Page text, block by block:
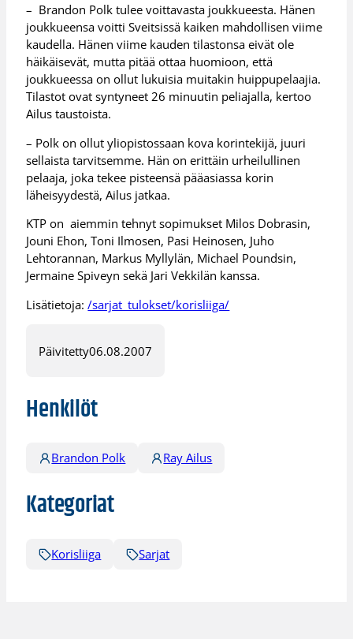
– Brandon Polk tulee voittavasta joukkueesta. Hänen
joukkueensa voitti Sveitsissä kaiken mahdollisen viime
kaudella. Hänen viime kauden tilastonsa eivät ole
häikäisevät, mutta pitää ottaa huomioon, että
joukkueessa on ollut lukuisia muitakin huippupelaajia.
Tilastot ovat syntyneet 26 minuutin peliajalla, kertoo
Ailus taustoista.
– Polk on ollut yliopistossaan kova korintekijä, juuri
sellaista tarvitsemme. Hän on erittäin urheilullinen
pelaaja, joka tekee pisteensä pääasiassa korin
läheisyydestä, Ailus jatkaa.
KTP on aiemmin tehnyt sopimukset Milos Dobrasin,
Jouni Ehon, Toni Ilmosen, Pasi Heinosen, Juho
Lehtorannan, Markus Myllylän, Michael Poundsin,
Jermaine Spiveyn sekä Jari Vekkilän kanssa.
Lisätietoja:/sarjat_tulokset/korisliiga/
Päivitetty06.08.2007
Henkilöt
Brandon Polk Ray Ailus
Kategoriat
Korisliiga Sarjat